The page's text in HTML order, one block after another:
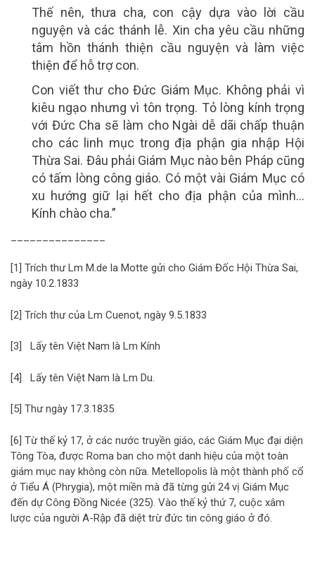
Thế nên, thưa cha, con cậy dựa vào lời cầu
nguyện và các thánh lễ. Xin cha yêu cầu những
tâm hồn thánh thiện cầu nguyện và làm việc
thiện để hỗ trợ con.
Con viết thư cho Đức Giám Mục. Không phải vì
kiêu ngạo nhưng vì tôn trọng. Tỏ lòng kính trọng
với Đức Cha sẽ làm cho Ngài dễ dãi chấp thuận
cho các linh mục trong địa phận gia nhập Hội
Thừa Sai. Đâu phải Giám Mục nào bên Pháp cũng
có tấm lòng công giáo. Có một vài Giám Mục có
xu hướng giữ lại hết cho địa phận của mình…
Kính chào cha.”
[1] Trích thư Lm M.de la Motte gửi cho Giám Đốc Hội Thừa Sai,
ngày 10.2.1833
[2] Trích thư của Lm Cuenot, ngày 9.5.1833
[3] Lấy tên Việt Nam là Lm Kính
[4] Lấy tên Việt Nam là Lm Du.
[5] Thư ngày 17.3.1835
[6] Từ thế kỷ 17, ở các nước truyền giáo, các Giám Mục đại diện
Tông Tòa, được Roma ban cho một danh hiệu của một toàn
giám mục nay không còn nữa. Metellopolis là một thành phố cổ
ở Tiểu Á (Phrygia), một miền mà đã từng gửi 24 vị Giám Mục
đến dự Công Đồng Nicée (325). Vào thế kỷ thứ 7, cuộc xâm
lược của người A-Rập đã diệt trừ đức tin công giáo ở đó.